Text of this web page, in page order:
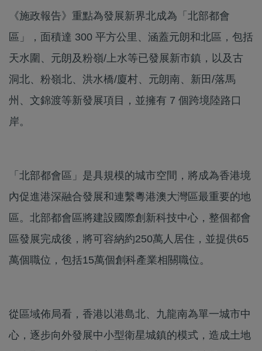
《施政報告》重點為發展新界北成為「北部都會
區」，面積達 300 平方公里、涵蓋元朗和北區，包括
天水圍、元朗及粉嶺/上水等已發展新市鎮，以及古
洞北、粉嶺北、洪水橋/廈村、元朗南、新田/落馬
州、文錦渡等新發展項目，並擁有 7 個跨境陸路口
岸。
「北部都會區」是具規模的城市空間，將成為香港境
內促進港深融合發展和連繫粵港澳大灣區最重要的地
區。北部都會區將建設國際創新科技中心，整個都會
區發展完成後，將可容納約250萬人居住，並提供65
萬個職位，包括15萬個創科產業相關職位。
從區域佈局看，香港以港島北、九龍南為單一城市中
心，逐步向外發展中小型衛星城鎮的模式，造成土地